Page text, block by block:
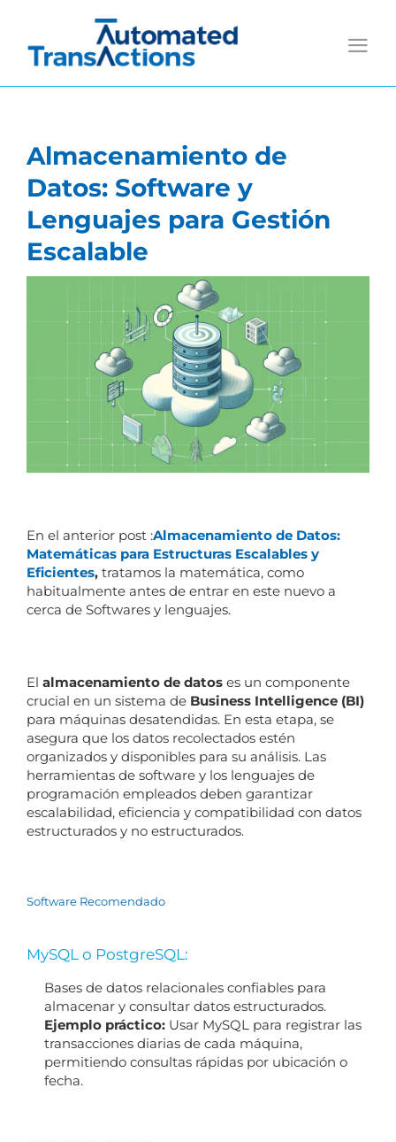
content
Almacenamiento de
Datos: Software y
Lenguajes para Gestión
Escalable
En el anterior post :Almacenamiento de Datos:
Matemáticas para Estructuras Escalables y
Eficientes, tratamos la matemática, como
habitualmente antes de entrar en este nuevo a
cerca de Softwares y lenguajes.
El almacenamiento de datoses un componente
crucial en un sistema de Business Intelligence (BI)
para máquinas desatendidas. En esta etapa, se
asegura que los datos recolectados estén
organizados y disponibles para su análisis. Las
herramientas de software y los lenguajes de
programación empleados deben garantizar
escalabilidad, eficiencia y compatibilidad con datos
estructurados y no estructurados.
Software Recomendado
MySQL o PostgreSQL:
Bases de datos relacionales confiables para
almacenar y consultar datos estructurados.
Ejemplo práctico:Usar MySQL para registrar las
transacciones diarias de cada máquina,
permitiendo consultas rápidas por ubicación o
fecha.